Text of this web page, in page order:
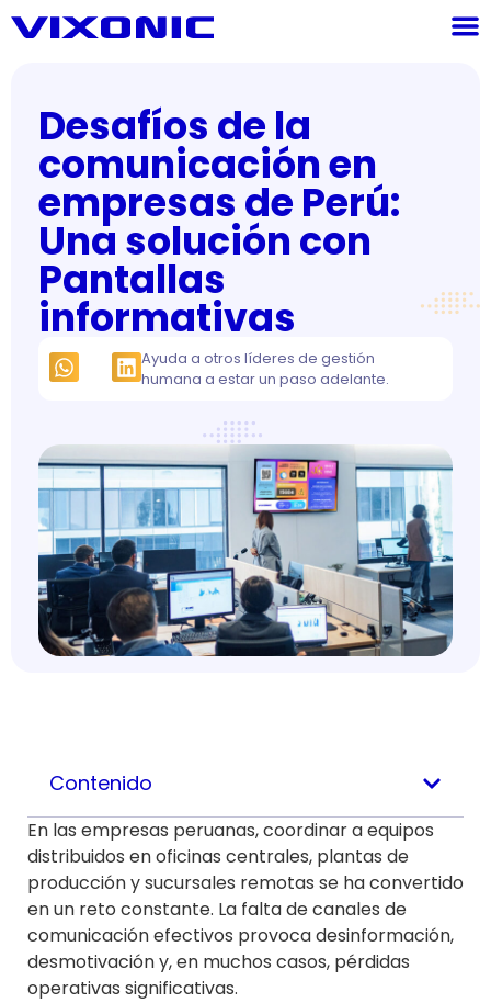
Desafíos de la
comunicación en
empresas de Perú:
Una solución con
Pantallas
informativas
Ayuda a otros líderes de gestión
humana a estar un paso adelante.
Contenido
En las empresas peruanas, coordinar a equipos
distribuidos en oficinas centrales, plantas de
producción y sucursales remotas se ha convertido
en un reto constante. La falta de canales de
comunicación efectivos provoca desinformación,
desmotivación y, en muchos casos, pérdidas
operativas significativas.